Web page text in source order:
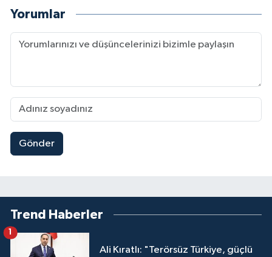
Yorumlar
Gönder
Trend Haberler
Ali Kıratlı: "Terörsüz Türkiye, güçlü